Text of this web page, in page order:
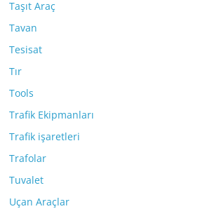
Taşıt Araç
Tavan
Tesisat
Tır
Tools
Trafik Ekipmanları
Trafik işaretleri
Trafolar
Tuvalet
Uçan Araçlar